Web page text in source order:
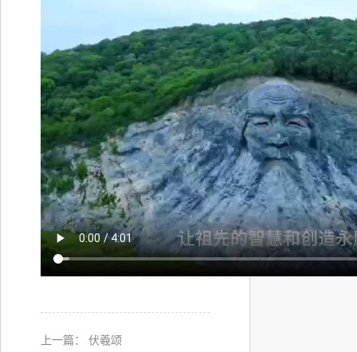
上一篇：
伏羲颂